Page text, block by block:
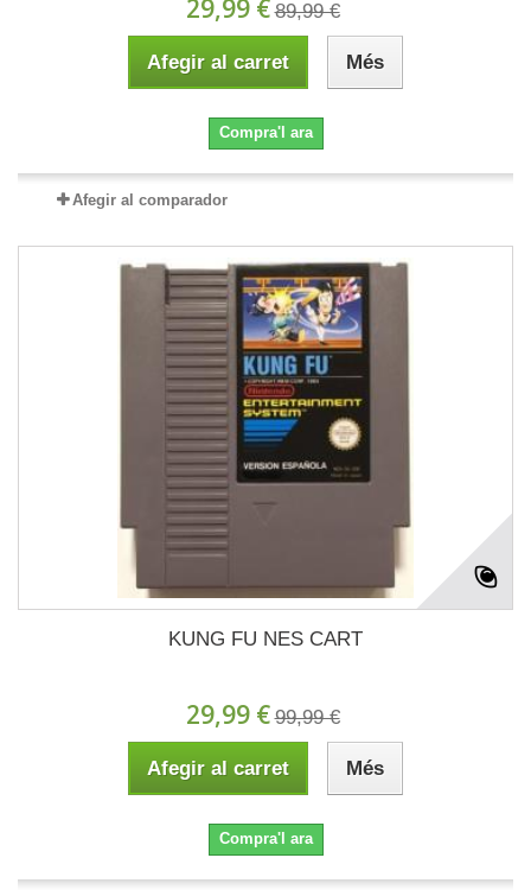
29,99 € 89,99 €
Afegir al carret Més
Compra'l ara
Afegir al comparador
KUNG FU NES CART
29,99 € 99,99 €
Afegir al carret Més
Compra'l ara